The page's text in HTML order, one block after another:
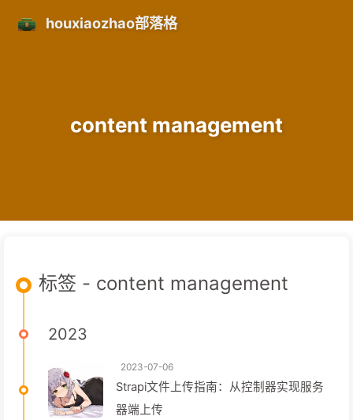
houxiaozhao部落格
content management
标签 - content management
2023
2023-07-06
Strapi文件上传指南：从控制器实现服务
器端上传